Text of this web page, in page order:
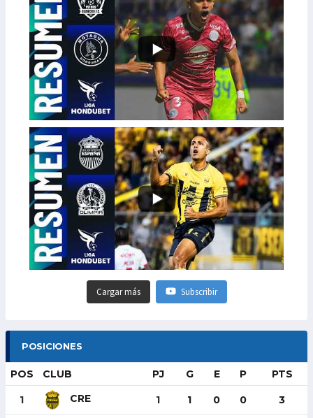
Cargar más Subscribir
POSICIONES
POS CLUB PJ G E P PTS
1 CRE 1 1 0 0 3